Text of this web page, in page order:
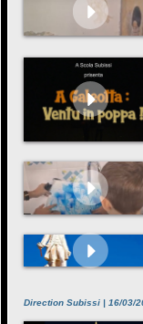
Direction Subissi | 16/03/